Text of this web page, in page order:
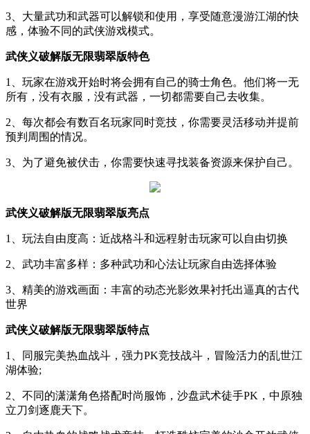
3、大量武功和武器可以解锁和使用，享受随意漫游江湖的快
感，体验不同的武侠游戏模式。
武侠义破解版无限翡翠版特色
1、玩家在游戏开始时将会拥有自己的骑士角色。他们将一无
所有，没有衣服，没有武器，一切都需要自己去收集。
2、每次都会有数百名玩家同时竞技，你需要灵活移动并提前
预判周围的情况。
3、为了避免被伏击，你需要快速寻找装备资源来保护自己。
武侠义破解版无限翡翠版亮点
1、玩法自由度高：近战格斗和远程射击玩家可以自由切换
2、武功丰富多样：多种武功和心法让玩家自由选择体验
3、精美的游戏画面：丰富的动态光影效果衬托出逼真的古代
世界
武侠义破解版无限翡翠版特点
1、同服完美热血战斗，强力PK竞技战斗，冒险活力的乱世江
湖体验;
2、不同的潇潇角色搭配时尚服饰，沙盘武术徒手PK，中原独
立刀剑逐鹿天下。